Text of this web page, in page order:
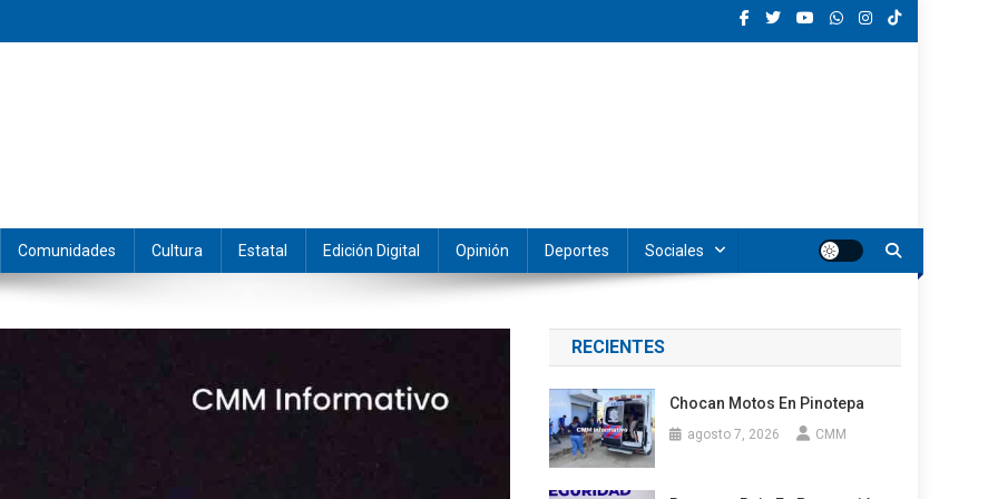
Comunidades Cultura Estatal Edición Digital Opinión Deportes Sociales
RECIENTES
Chocan Motos En Pinotepa
agosto 7, 2026 CMM